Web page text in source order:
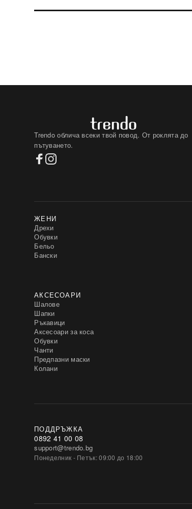
Trendo облича всеки твой повод. От роклята до
пътуването.
ЖЕНИ
Дрехи
Обувки
Бельо
Бански
АКСЕСОАРИ
Шалове
Шапки
Ръкавици
Аксесоари за коса
Обувки
Чанти
Предпазни маски
Колани
ПОДДРЪЖКА
0892 41 00 08
support@trendo.bg
Понеделник - Петък: 09:00 до 18:00